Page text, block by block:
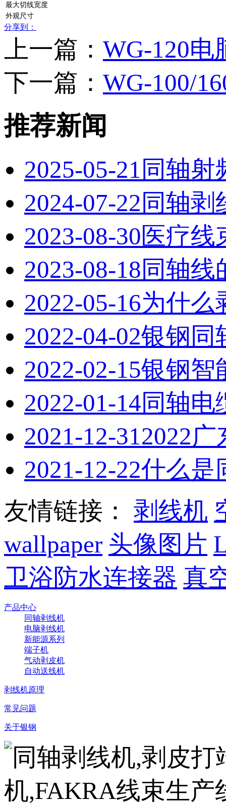
最大切线宽度
外观尺寸
分享到：
上一篇： WG-120电
下一篇： WG-100/
推荐新闻
2025-05-21同轴射
2024-07-22同轴剥
2023-08-30医疗线
2023-08-18同轴线
2022-05-16为什么
2022-04-02银钢同
2022-02-15银钢智
2022-01-14同轴电
2021-12-312022
2021-12-22什么是
友情链接： 剥线机
wallpaper 头像图片
卫浴防水连接器 真
产品中心
同轴剥线机
电脑剥线机
新能源系列
端子机
气动剥皮机
自动送线机
剥线机原理
常见问题
关于银钢